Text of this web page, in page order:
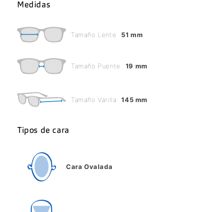
Medidas
Tamaño Lente 51 mm
Tamaño Puente 19 mm
Tamaño Varilla 145 mm
Tipos de cara
Cara Ovalada